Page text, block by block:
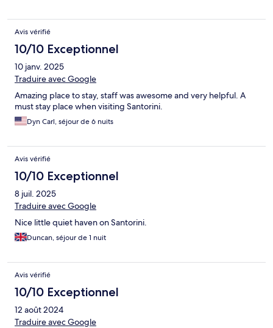
Avis vérifié
10/10 Exceptionnel
10 janv. 2025
Traduire avec Google
Amazing place to stay, staff was awesome and very helpful. A
must stay place when visiting Santorini.
Dyn Carl, séjour de 6 nuits
Avis vérifié
10/10 Exceptionnel
8 juil. 2025
Traduire avec Google
Nice little quiet haven on Santorini.
Duncan, séjour de 1 nuit
Avis vérifié
10/10 Exceptionnel
12 août 2024
Traduire avec Google